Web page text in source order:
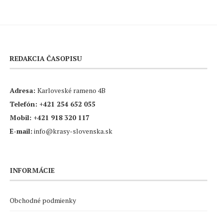
REDAKCIA ČASOPISU
Adresa: Karloveské rameno 4B
Telefón: +421 254 652 055
Mobil: +421 918 320 117
E-mail: info@krasy-slovenska.sk
INFORMÁCIE
Obchodné podmienky